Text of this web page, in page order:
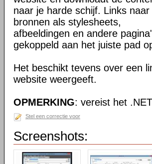
naar je harde schijf. Links naar
bronnen als stylesheets,
afbeeldingen en andere
gekoppeld aan het juiste pad
Het beschikt tevens over een
website weergeeft.
OPMERKING: vereist het
Stel een correctie voor
Screenshots: